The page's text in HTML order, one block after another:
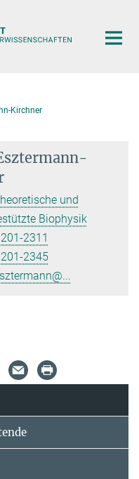
Kirchner
und
Biophysik
2311
2345